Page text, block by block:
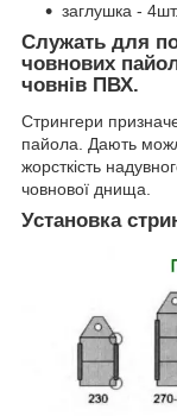
заглушка - 4шт.
Служать для
човнових
човнів ПВХ.
Стрингери
пайола. Дають
жорсткість
човнової днища.
Установка